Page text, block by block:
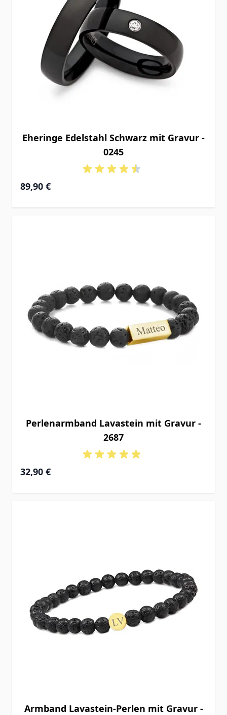
Eheringe Edelstahl Schwarz mit Gravur -
0245
89,90 €
Perlenarmband Lavastein mit Gravur -
2687
32,90 €
Armband Lavastein-Perlen mit Gravur -